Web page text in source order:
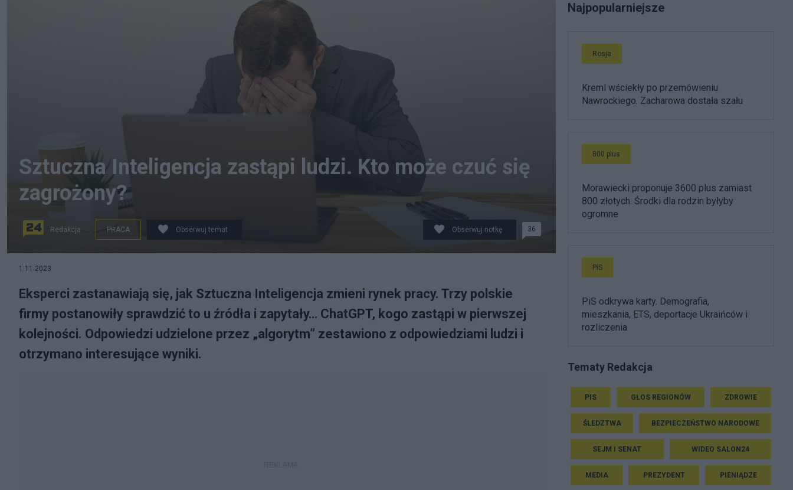
Sztuczna Inteligencja zastąpi ludzi. Kto może czuć się
zagrożony?
Redakcja PRACA Obserwuj temat Obserwuj notkę 36
1.11.2023
Eksperci zastanawiają się, jak Sztuczna Inteligencja zmieni rynek pracy. Trzy polskie
firmy postanowiły sprawdzić to u źródła i zapytały… ChatGPT, kogo zastąpi w pierwszej
kolejności. Odpowiedzi udzielone przez „algorytm” zestawiono z odpowiedziami ludzi i
otrzymano interesujące wyniki.
Najpopularniejsze
Rosja
Kreml wściekły po przemówieniu
Nawrockiego. Zacharowa dostała szału
800 plus
Morawiecki proponuje 3600 plus zamiast
800 złotych. Środki dla rodzin byłyby
ogromne
PiS
PiS odkrywa karty. Demografia,
mieszkania, ETS, deportacje Ukraińców i
rozliczenia
Tematy Redakcja
PIS GŁOS REGIONÓW ZDROWIE
ŚLEDZTWA BEZPIECZEŃSTWO NARODOWE
SEJM I SENAT WIDEO SALON24
MEDIA PREZYDENT PIENIĄDZE